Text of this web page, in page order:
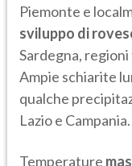
Piemonte e
sviluppo di
Sardegna,
Ampie schiarite
qualche
Lazio e Campania.
Temperature